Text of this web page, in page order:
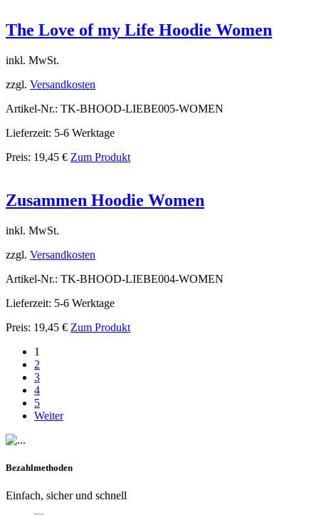
The Love of my Life Hoodie Women
inkl. MwSt.
zzgl. Versandkosten
Artikel-Nr.: TK-BHOOD-LIEBE005-WOMEN
Lieferzeit: 5-6 Werktage
Preis: 19,45 € Zum Produkt
Zusammen Hoodie Women
inkl. MwSt.
zzgl. Versandkosten
Artikel-Nr.: TK-BHOOD-LIEBE004-WOMEN
Lieferzeit: 5-6 Werktage
Preis: 19,45 € Zum Produkt
1
2
3
4
5
Weiter
Bezahlmethoden
Einfach, sicher und schnell